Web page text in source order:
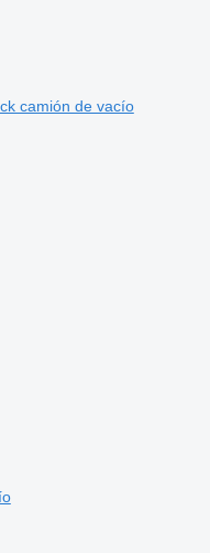
camión de vacío